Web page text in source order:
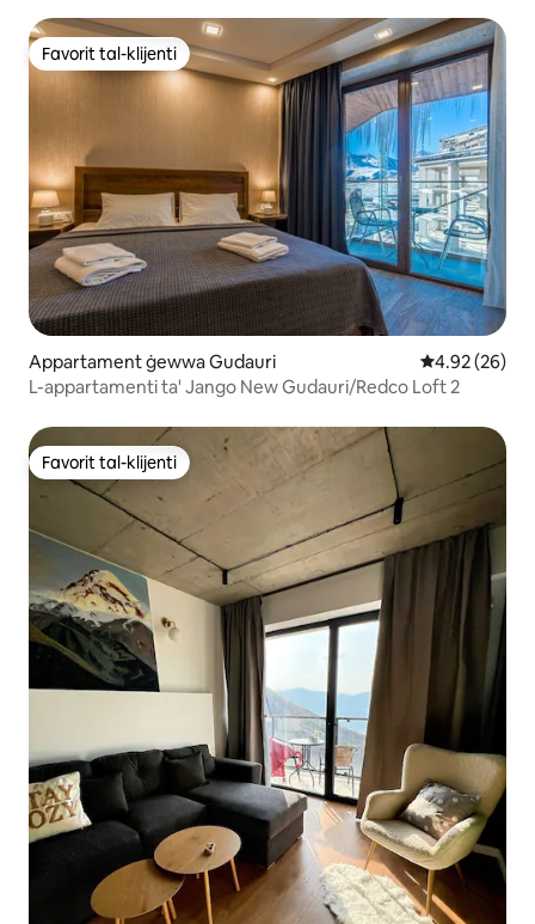
Favorit tal-klijenti
Favorit tal-klijenti
Appartament ġewwa Gudauri Rating medju
4.92 (26)
L-appartamenti ta' Jango New Gudauri/Redco Loft 2
Favorit tal-klijenti
Favorit tal-klijenti